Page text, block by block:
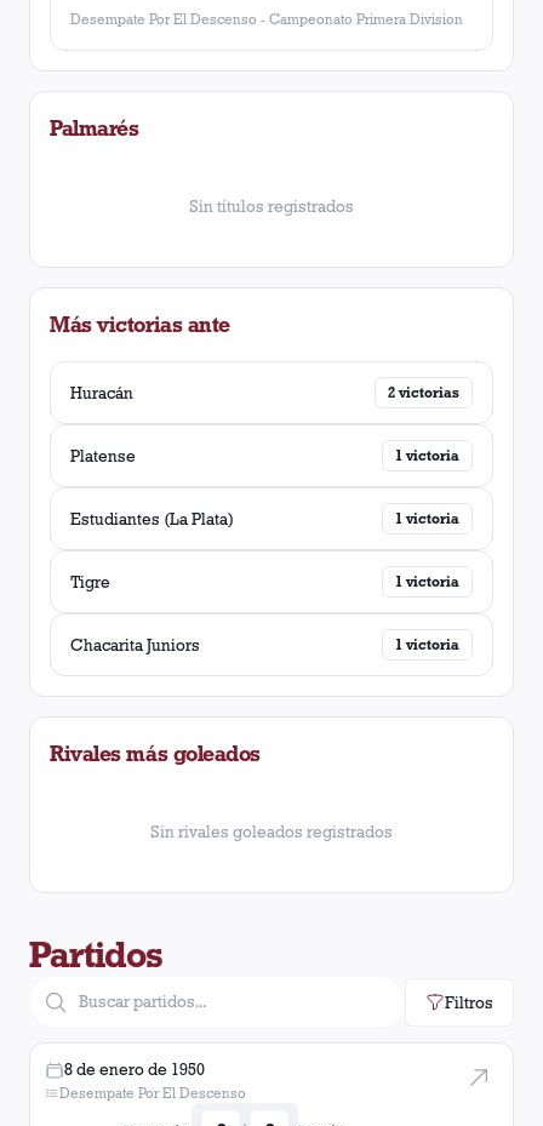
Desempate Por El Descenso - Campeonato Primera Division
Palmarés
Sin títulos registrados
Más victorias ante
Huracán 2 victorias
Platense 1 victoria
Estudiantes (La Plata) 1 victoria
Tigre 1 victoria
Chacarita Juniors 1 victoria
Rivales más goleados
Sin rivales goleados registrados
Partidos
Filtros
8 de enero de 1950
Desempate Por El Descenso